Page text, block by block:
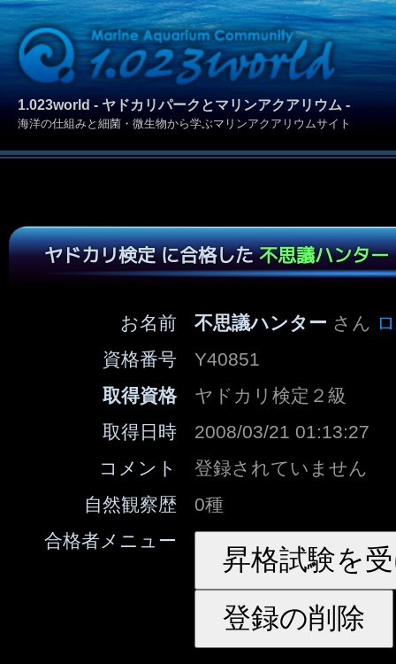
1.023world - ヤドカリパークとマリンアクアリウム -
海洋の仕組みと細菌・微生物から学ぶマリンアクアリウムサイト
ヤドカリ検定 に合格した不思議ハンター
お名前 不思議ハンター さん
資格番号
Y40851
取得資格
ヤドカリ検定２級
取得日時
2008/03/21 01:13:27
コメント
登録されていません
自然観察歴
0種
合格者メニュー